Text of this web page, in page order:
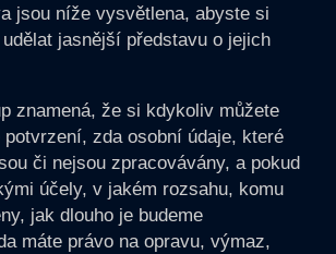
jsou níže vysvětlena, abyste si
jasnější představu o jejich
znamená, že si kdykoliv můžete
potvrzení, zda osobní údaje, které
či nejsou zpracovávány, a pokud
účely, v jakém rozsahu, komu
jak dlouho je budeme
máte právo na opravu, výmaz,